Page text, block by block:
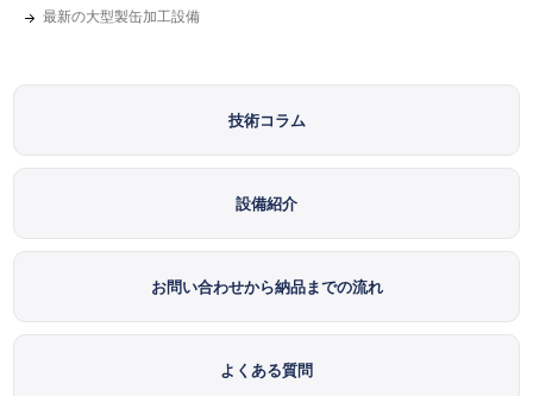
最新の大型製缶加工設備
技術コラム
設備紹介
お問い合わせから納品までの流れ
よくある質問